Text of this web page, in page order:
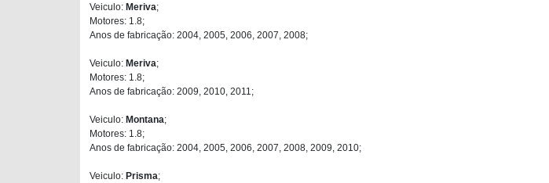
Veiculo: Meriva;
Motores: 1.8;
Anos de fabricação: 2004, 2005, 2006, 2007, 2008;
Veiculo: Meriva;
Motores: 1.8;
Anos de fabricação: 2009, 2010, 2011;
Veiculo: Montana;
Motores: 1.8;
Anos de fabricação: 2004, 2005, 2006, 2007, 2008, 2009, 2010;
Veiculo: Prisma;